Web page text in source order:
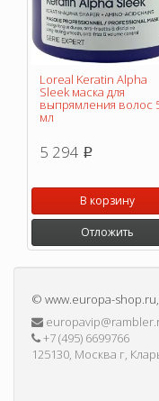
Loreal Keratin Alpha
Sleek маска для
выпрямления волос
мл
5 294 p
В корзину
Отложить
© www.europa-shop.ru
+7 (495) 6699766
125130, Москва г,